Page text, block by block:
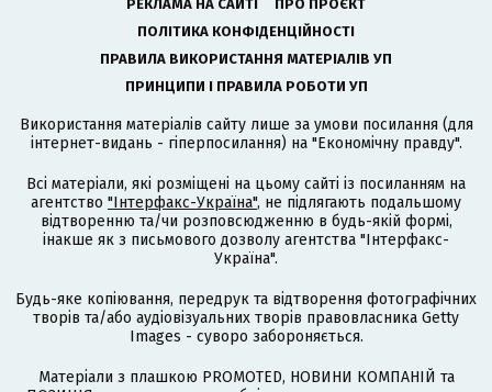
РЕКЛАМА НА САЙТІ
ПРО ПРОЄКТ
ПОЛІТИКА КОНФІДЕНЦІЙНОСТІ
ПРАВИЛА ВИКОРИСТАННЯ МАТЕРІАЛІВ УП
ПРИНЦИПИ І ПРАВИЛА РОБОТИ УП
Використання матеріалів сайту лише за умови посилання (для
інтернет-видань - гіперпосилання) на "Економічну правду".
Всі матеріали, які розміщені на цьому сайті із посиланням на
агентство "Інтерфакс-Україна", не підлягають подальшому
відтворенню та/чи розповсюдженню в будь-якій формі,
інакше як з письмового дозволу агентства "Інтерфакс-
Україна".
Будь-яке копіювання, передрук та відтворення фотографічних
творів та/або аудіовізуальних творів правовласника Getty
Images - суворо забороняється.
Матеріали з плашкою PROMOTED, НОВИНИ КОМПАНІЙ та